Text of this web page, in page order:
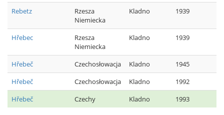
Rebetz
Rzesza
Niemiecka
Kladno 1939
Hřebec
Rzesza
Niemiecka
Kladno 1939
Hřebeč Czechosłowacja Kladno
1945
Hřebeč
Czechosłowacja Kladno
1992
Hřebeč
Czechy Kladno 1993